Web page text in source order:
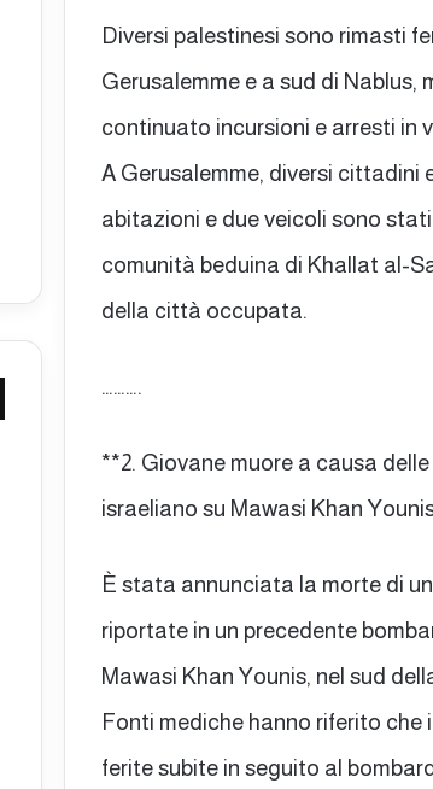
Diversi palestinesi sono rimasti
Gerusalemme e a sud di
continuato incursioni e arresti in
A Gerusalemme, diversi cittadini
abitazioni e due veicoli sono
comunità beduina di Khallat al-
della città occupata.
……….
**2. Giovane muore a causa
israeliano su Mawasi Khan
È stata annunciata la morte di
riportate in un precedente
Mawasi Khan Younis, nel sud
Fonti mediche hanno riferito che
ferite subite in seguito al